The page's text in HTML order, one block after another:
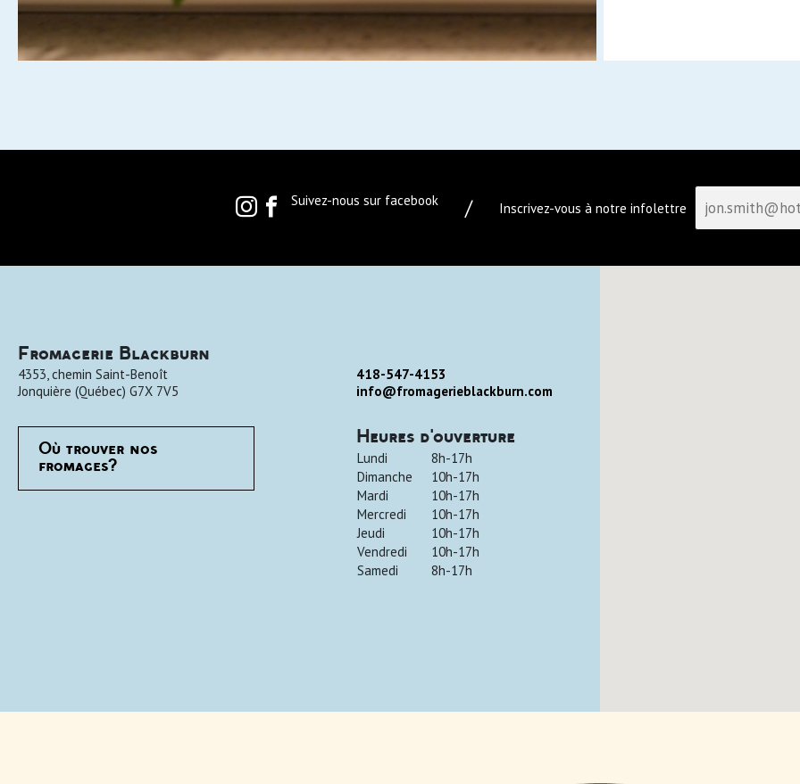
Suivez-nous sur facebook / Inscrivez-vous à notre infolettre
Fromagerie Blackburn
4353, chemin Saint-Benoît
Jonquière (Québec) G7X 7V5
418-547-4153
info@fromagerieblackburn.com
Où trouver nos
fromages?
Heures d'ouverture
Lundi
8h-17h
Dimanche
10h-17h
Mardi
10h-17h
Mercredi
10h-17h
Jeudi
10h-17h
Vendredi
10h-17h
Samedi
8h-17h